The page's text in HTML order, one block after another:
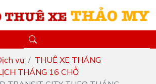
vụ
THUÊ XE THÁNG
THÁNG 16 CHỖ